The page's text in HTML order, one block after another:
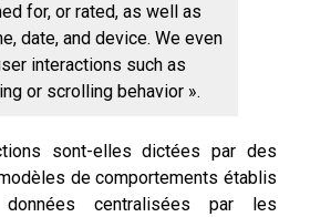
for, or rated, as well as
date, and device. We even
interactions such as
or scrolling behavior ».
sont-elles dictées par des
de comportements établis
centralisées par les